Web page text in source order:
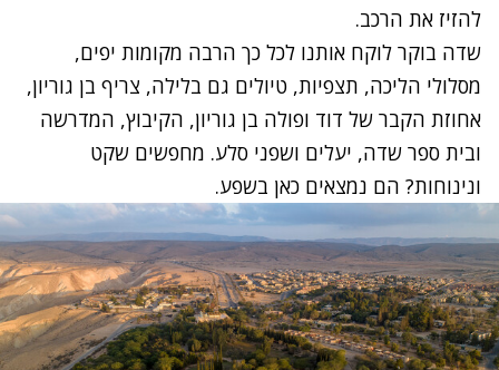
להזיז את הרכב.
שדה בוקר לוקח אותנו לכל כך הרבה מקומות יפים,
מסלולי הליכה, תצפיות, טיולים גם בלילה, צריף בן גוריון,
אחוזת הקבר של דוד ופולה בן גוריון, הקיבוץ, המדרשה
ובית ספר שדה, יעלים ושפני סלע. מחפשים שקט
ונינוחות? הם נמצאים כאן בשפע.